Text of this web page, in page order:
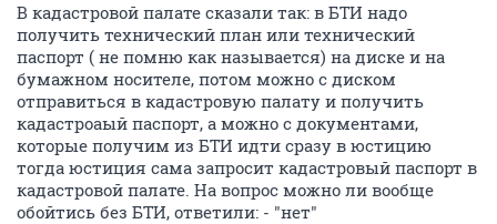
В кадастровой палате сказали так: в БТИ надо
получить технический план или технический
паспорт ( не помню как называется) на диске и на
бумажном носителе, потом можно с диском
отправиться в кадастровую палату и получить
кадастроаый паспорт, а можно с документами,
которые получим из БТИ идти сразу в юстицию
тогда юстиция сама запросит кадастровый паспорт в
кадастровой палате. На вопрос можно ли вообще
обойтись без БТИ, ответили: - "нет"